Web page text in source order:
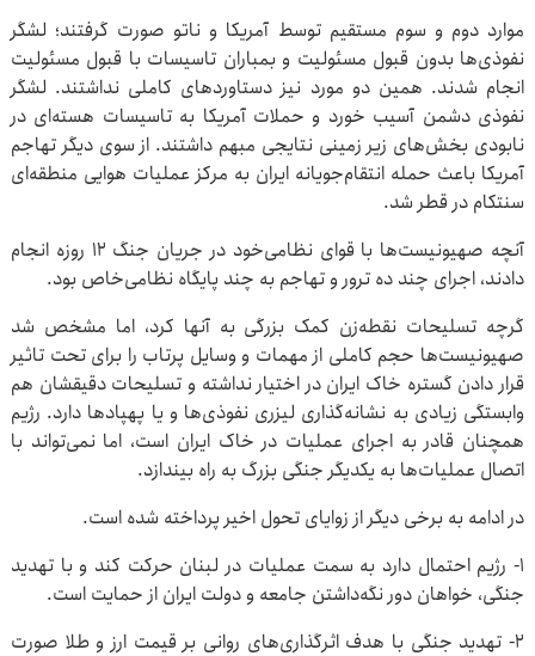
موارد دوم و سوم مستقیم توسط آمریکا و ناتو صورت گرفتند؛ لشگر
نفوذی‌ها بدون قبول مسئولیت و بمباران تاسیسات با قبول مسئولیت
انجام شدند. همین دو مورد نیز دستاوردهای کاملی نداشتند. لشگر
نفوذی دشمن آسیب خورد و حملات آمریکا به تاسیسات هسته‌ای در
نابودی بخش‌های زیر زمینی نتایجی مبهم داشتند. از سوی دیگر تهاجم
آمریکا باعث حمله انتقام‌جویانه ایران به مرکز عملیات هوایی منطقه‌ای
سنتکام در قطر شد.
آنچه صهیونیست‌ها با قوای نظامی‌خود در جریان جنگ ۱۲ روزه انجام
دادند، اجرای چند ده ترور و تهاجم به چند پایگاه نظامی‌خاص بود.
گرچه تسلیحات نقطه‌زن کمک بزرگی به آنها کرد، اما مشخص شد
صهیونیست‌ها حجم کاملی از مهمات و وسایل پرتاب را برای تحت تاثیر
قرار دادن گستره خاک ایران در اختیار نداشته و تسلیحات دقیقشان هم
وابستگی زیادی به نشانه‌گذاری لیزری نفوذی‌ها و یا پهپادها دارد. رژیم
همچنان قادر به اجرای عملیات در خاک ایران است، اما نمی‌تواند با
اتصال عملیات‌ها به یکدیگر جنگی بزرگ به راه بیندازد.
در ادامه به برخی دیگر از زوایای تحول اخیر پرداخته شده است.
۱- رژیم احتمال دارد به سمت عملیات در لبنان حرکت کند و با تهدید
جنگی، خواهان دور نگه‌داشتن جامعه و دولت ایران از حمایت است.
۲- تهدید جنگی با هدف اثرگذاری‌های روانی بر قیمت ارز و طلا صورت